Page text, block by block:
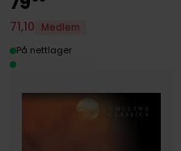
71,10
Medlem
På nettlager